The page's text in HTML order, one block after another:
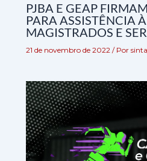
PJBA E GEAP
PARA ASSISTÊNCIA
MAGISTRADOS E
21 de novembro de 2022 / Por